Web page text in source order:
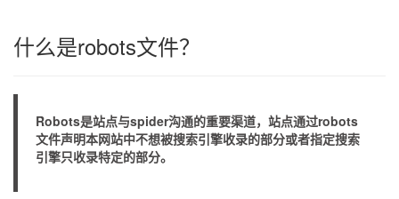
什么是robots文件？
Robots是站点与spider沟通的重要渠道，站点通过robots
文件声明本网站中不想被搜索引擎收录的部分或者指定搜索
引擎只收录特定的部分。